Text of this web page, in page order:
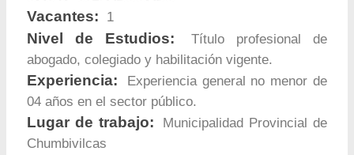
Vacantes: 1
Nivel de Estudios:
Título profesional de
abogado, colegiado y habilitación vigente.
Experiencia:
Experiencia general no menor de
04 años en el sector público.
Lugar de trabajo:
Municipalidad Provincial de
Chumbivilcas